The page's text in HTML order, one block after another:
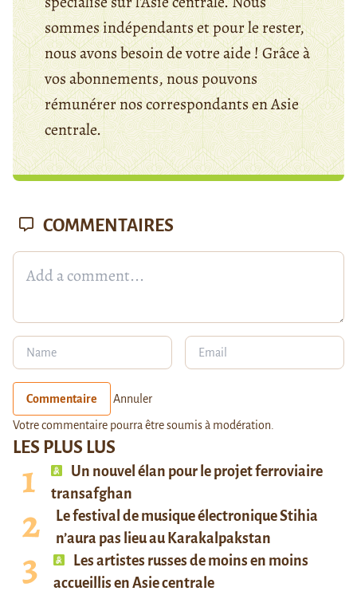
sommes indépendants et pour le rester,
nous avons besoin de votre aide ! Grâce à
vos abonnements, nous pouvons
rémunérer nos correspondants en Asie
centrale.
LES PLUS LUS
Un nouvel élan pour le projet ferroviaire
transafghan
Le festival de musique électronique Stihia
n’aura pas lieu au Karakalpakstan
Les artistes russes de moins en moins
accueillis en Asie centrale
COMMENTAIRES
Commentaire Annuler
Votre commentaire pourra être soumis à modération.